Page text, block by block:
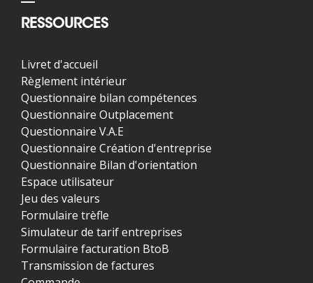
RESSOURCES
Livret d'accueil
Règlement intérieur
Questionnaire bilan compétences
Questionnaire Outplacement
Questionnaire V.A.E
Questionnaire Création d'entreprise
Questionnaire Bilan d'orientation
Espace utilisateur
Jeu des valeurs
Formulaire trèfle
Simulateur de tarif entreprises
Formulaire facturation BtoB
Transmission de factures